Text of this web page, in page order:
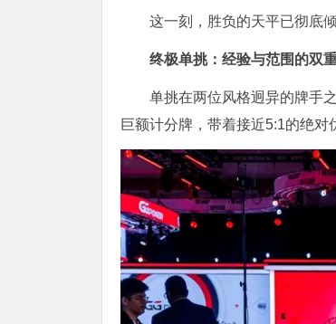
这一刻，胜负的天平已彻底倾
终极单挑：经验与范围的双
单挑在两位风格迥异的牌手
巨额计分牌，带着接近5:1的绝对